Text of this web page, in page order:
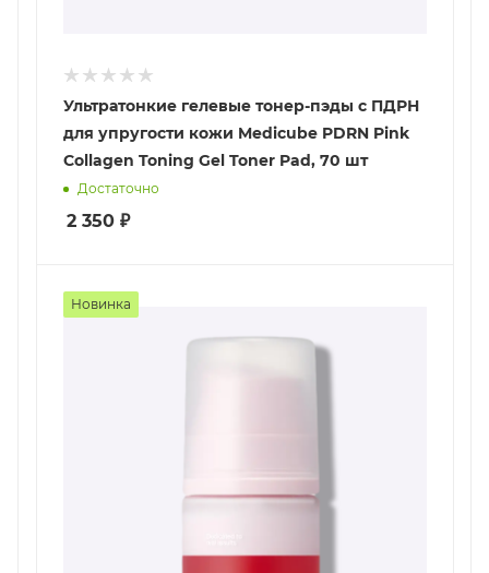
Ультратонкие гелевые тонер-пэды с ПДРН
для упругости кожи Medicube PDRN Pink
Collagen Toning Gel Toner Pad, 70 шт
Достаточно
2 350 ₽
Новинка